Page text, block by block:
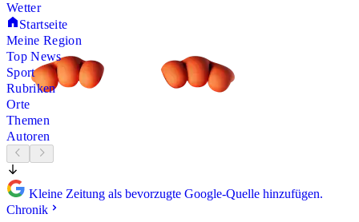
Wetter
Startseite
Meine Region
Top News
Sport
Rubriken
Orte
Themen
Autoren
Kleine Zeitung als bevorzugte Google-Quelle hinzufügen.
Chronik